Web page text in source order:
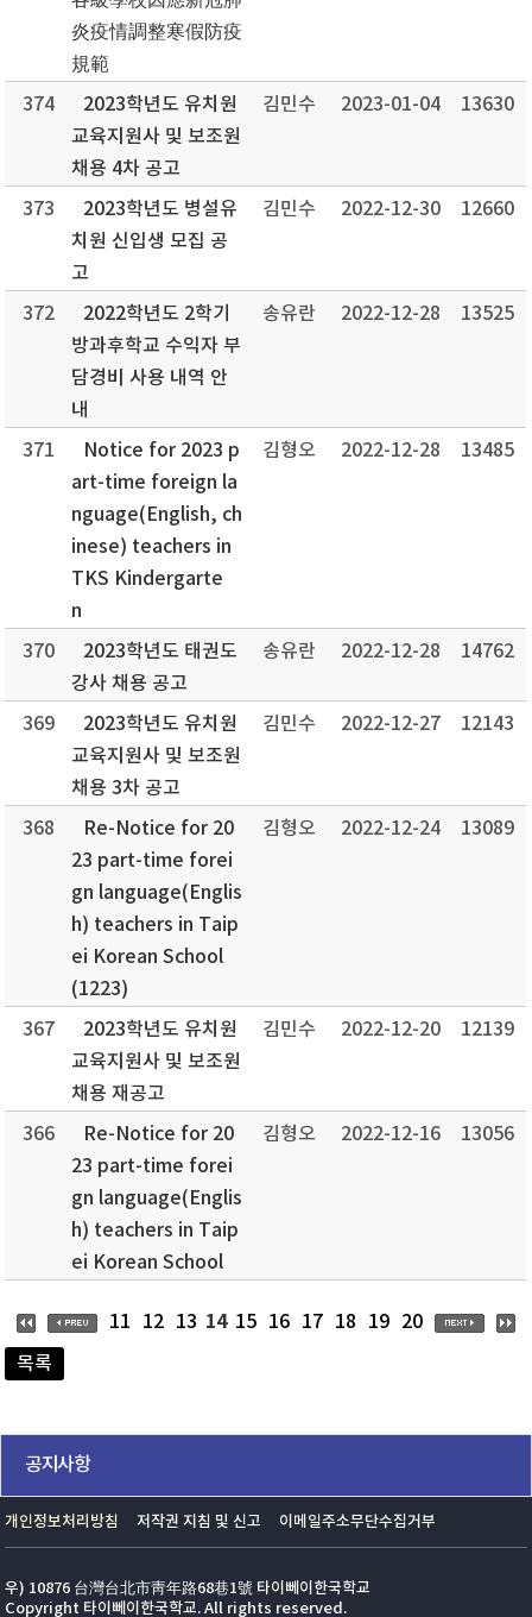
炎疫情調整寒假防疫
規範
374
2023학년도 유치원
교육지원사 및 보조원
채용 4차 공고
김민수 2023-01-04 13630
373
2023학년도 병설유
치원 신입생 모집 공
고
김민수 2022-12-30 12660
372
2022학년도 2학기
방과후학교 수익자 부
담경비 사용 내역 안
내
송유란 2022-12-28 13525
371
Notice for 2023 p
art-time foreign la
nguage(English, ch
inese) teachers in
TKS Kindergarte
n
김형오 2022-12-28 13485
370
2023학년도 태권도
강사 채용 공고
송유란 2022-12-28 14762
369
2023학년도 유치원
교육지원사 및 보조원
채용 3차 공고
김민수 2022-12-27 12143
368
Re-Notice for 20
23 part-time forei
gn language(Englis
h) teachers in Taip
ei Korean School
(1223)
김형오 2022-12-24 13089
367
2023학년도 유치원
교육지원사 및 보조원
채용 재공고
김민수 2022-12-20 12139
366
Re-Notice for 20
23 part-time forei
gn language(Englis
h) teachers in Taip
ei Korean School
김형오 2022-12-16 13056
11 12 13 14 15 16 17 18 19
20
목록
공지사항
개인정보처리방침 저작권 지침 및 신고 이메일주소무단수집거부
우) 10876 台灣台北市靑年路68巷1號 타이뻬이한국학교
Copyright 타이뻬이한국학교. All rights reserved.